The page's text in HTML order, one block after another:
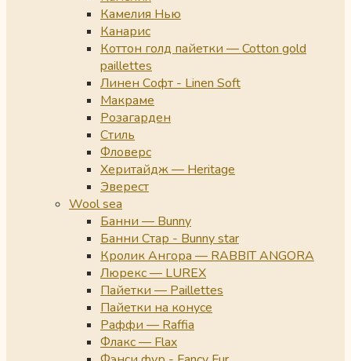
Камелия Нью
Канарис
Коттон голд пайетки — Cotton gold
paillettes
Линен Софт - Linen Soft
Макраме
Розагарден
Стиль
Фловерс
Херитайдж — Heritage
Эверест
Wool sea
Банни — Bunny
Банни Стар - Bunny star
Кролик Ангора — RABBIT ANGORA
Люрекс — LUREX
Пайетки — Paillettes
Пайетки на конусе
Раффи — Raffia
Флакс — Flax